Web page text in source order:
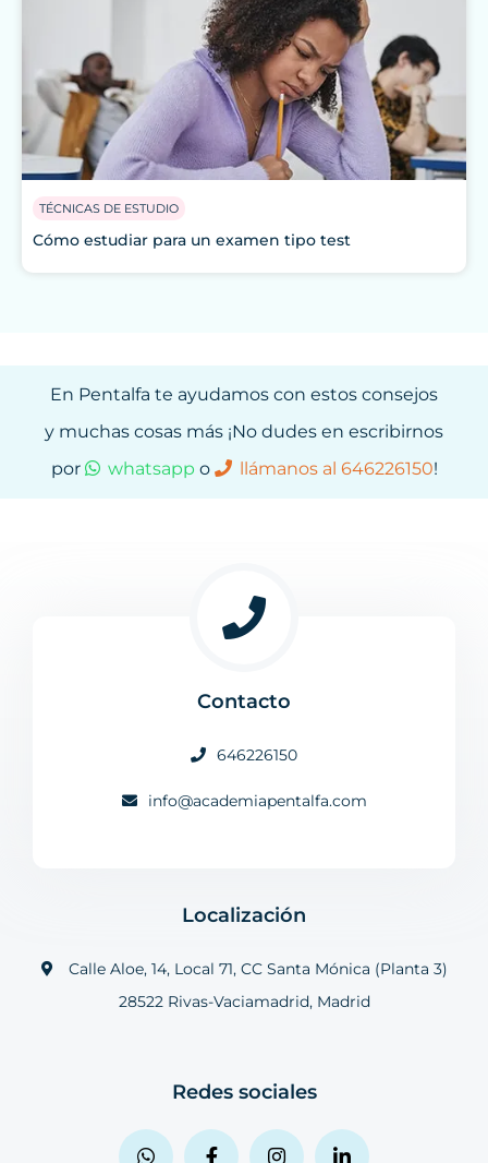
TÉCNICAS DE ESTUDIO
Cómo estudiar para un examen tipo test
En Pentalfa te ayudamos con estos consejos
y muchas cosas más ¡No dudes en escribirnos
por
whatsapp o llámanos al 646226150!
Contacto
646226150
info@academiapentalfa.com
Localización
Calle Aloe, 14, Local 71, CC Santa Mónica (Planta 3)
28522 Rivas-Vaciamadrid, Madrid
Redes sociales